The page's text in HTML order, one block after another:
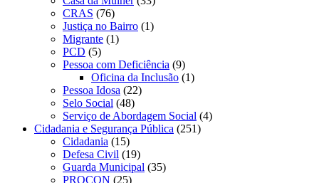
CRAS (76)
Justiça no Bairro (1)
Migrante (1)
PCD (5)
Pessoa com Deficiência (9)
Oficina da Inclusão (1)
Pessoa Idosa (22)
Selo Social (48)
Serviço de Abordagem Social (4)
Cidadania e Segurança Pública (251)
Cidadania (15)
Defesa Civil (19)
Guarda Municipal (35)
PROCON (25)